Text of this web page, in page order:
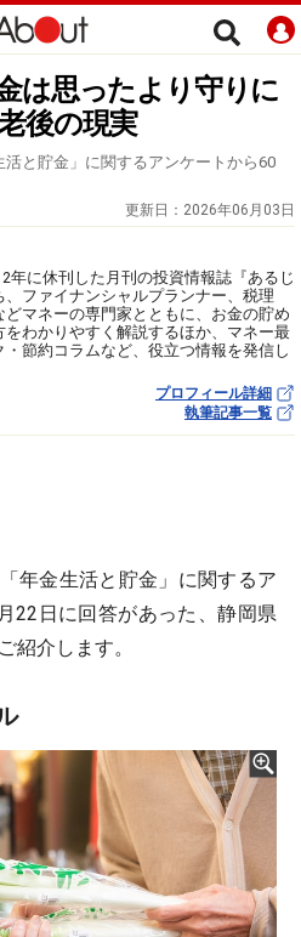
は思ったより守りに
後の現実
と貯金」に関するアンケートから60
更新日： 2026年06月03日
年に休刊した月刊の投資情報誌『あるじ
、ファイナンシャルプランナー、税理
マネーの専門家とともに、お金の貯め
わかりやすく解説するほか、マネー最
節約コラムなど、役立つ情報を発信し
プロフィール詳細
執筆記事一覧
年金生活と貯金」に関するア
22日に回答があった、静岡県
紹介します。